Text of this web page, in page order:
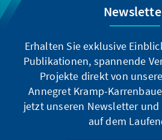
Erhalten Sie exklusive
Publikationen, spannende
Projekte direkt von
Annegret Kramp-
jetzt unseren Newsletter
auf dem